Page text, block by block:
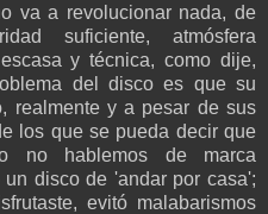
va a revolucionar nada, de
suficiente, atmósfera
y técnica, como dije,
del disco es que su
realmente y a pesar de sus
los que se pueda decir que
no hablemos de marca
disco de 'andar por casa';
evitó malabarismos